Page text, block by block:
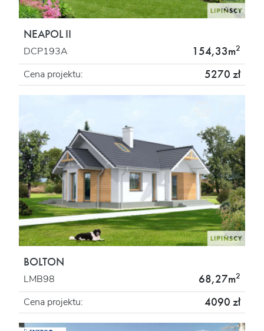
NEAPOL II
DCP193A 154,33m2
Cena projektu: 5270 zł
BOLTON
LMB98 68,27m2
Cena projektu: 4090 zł